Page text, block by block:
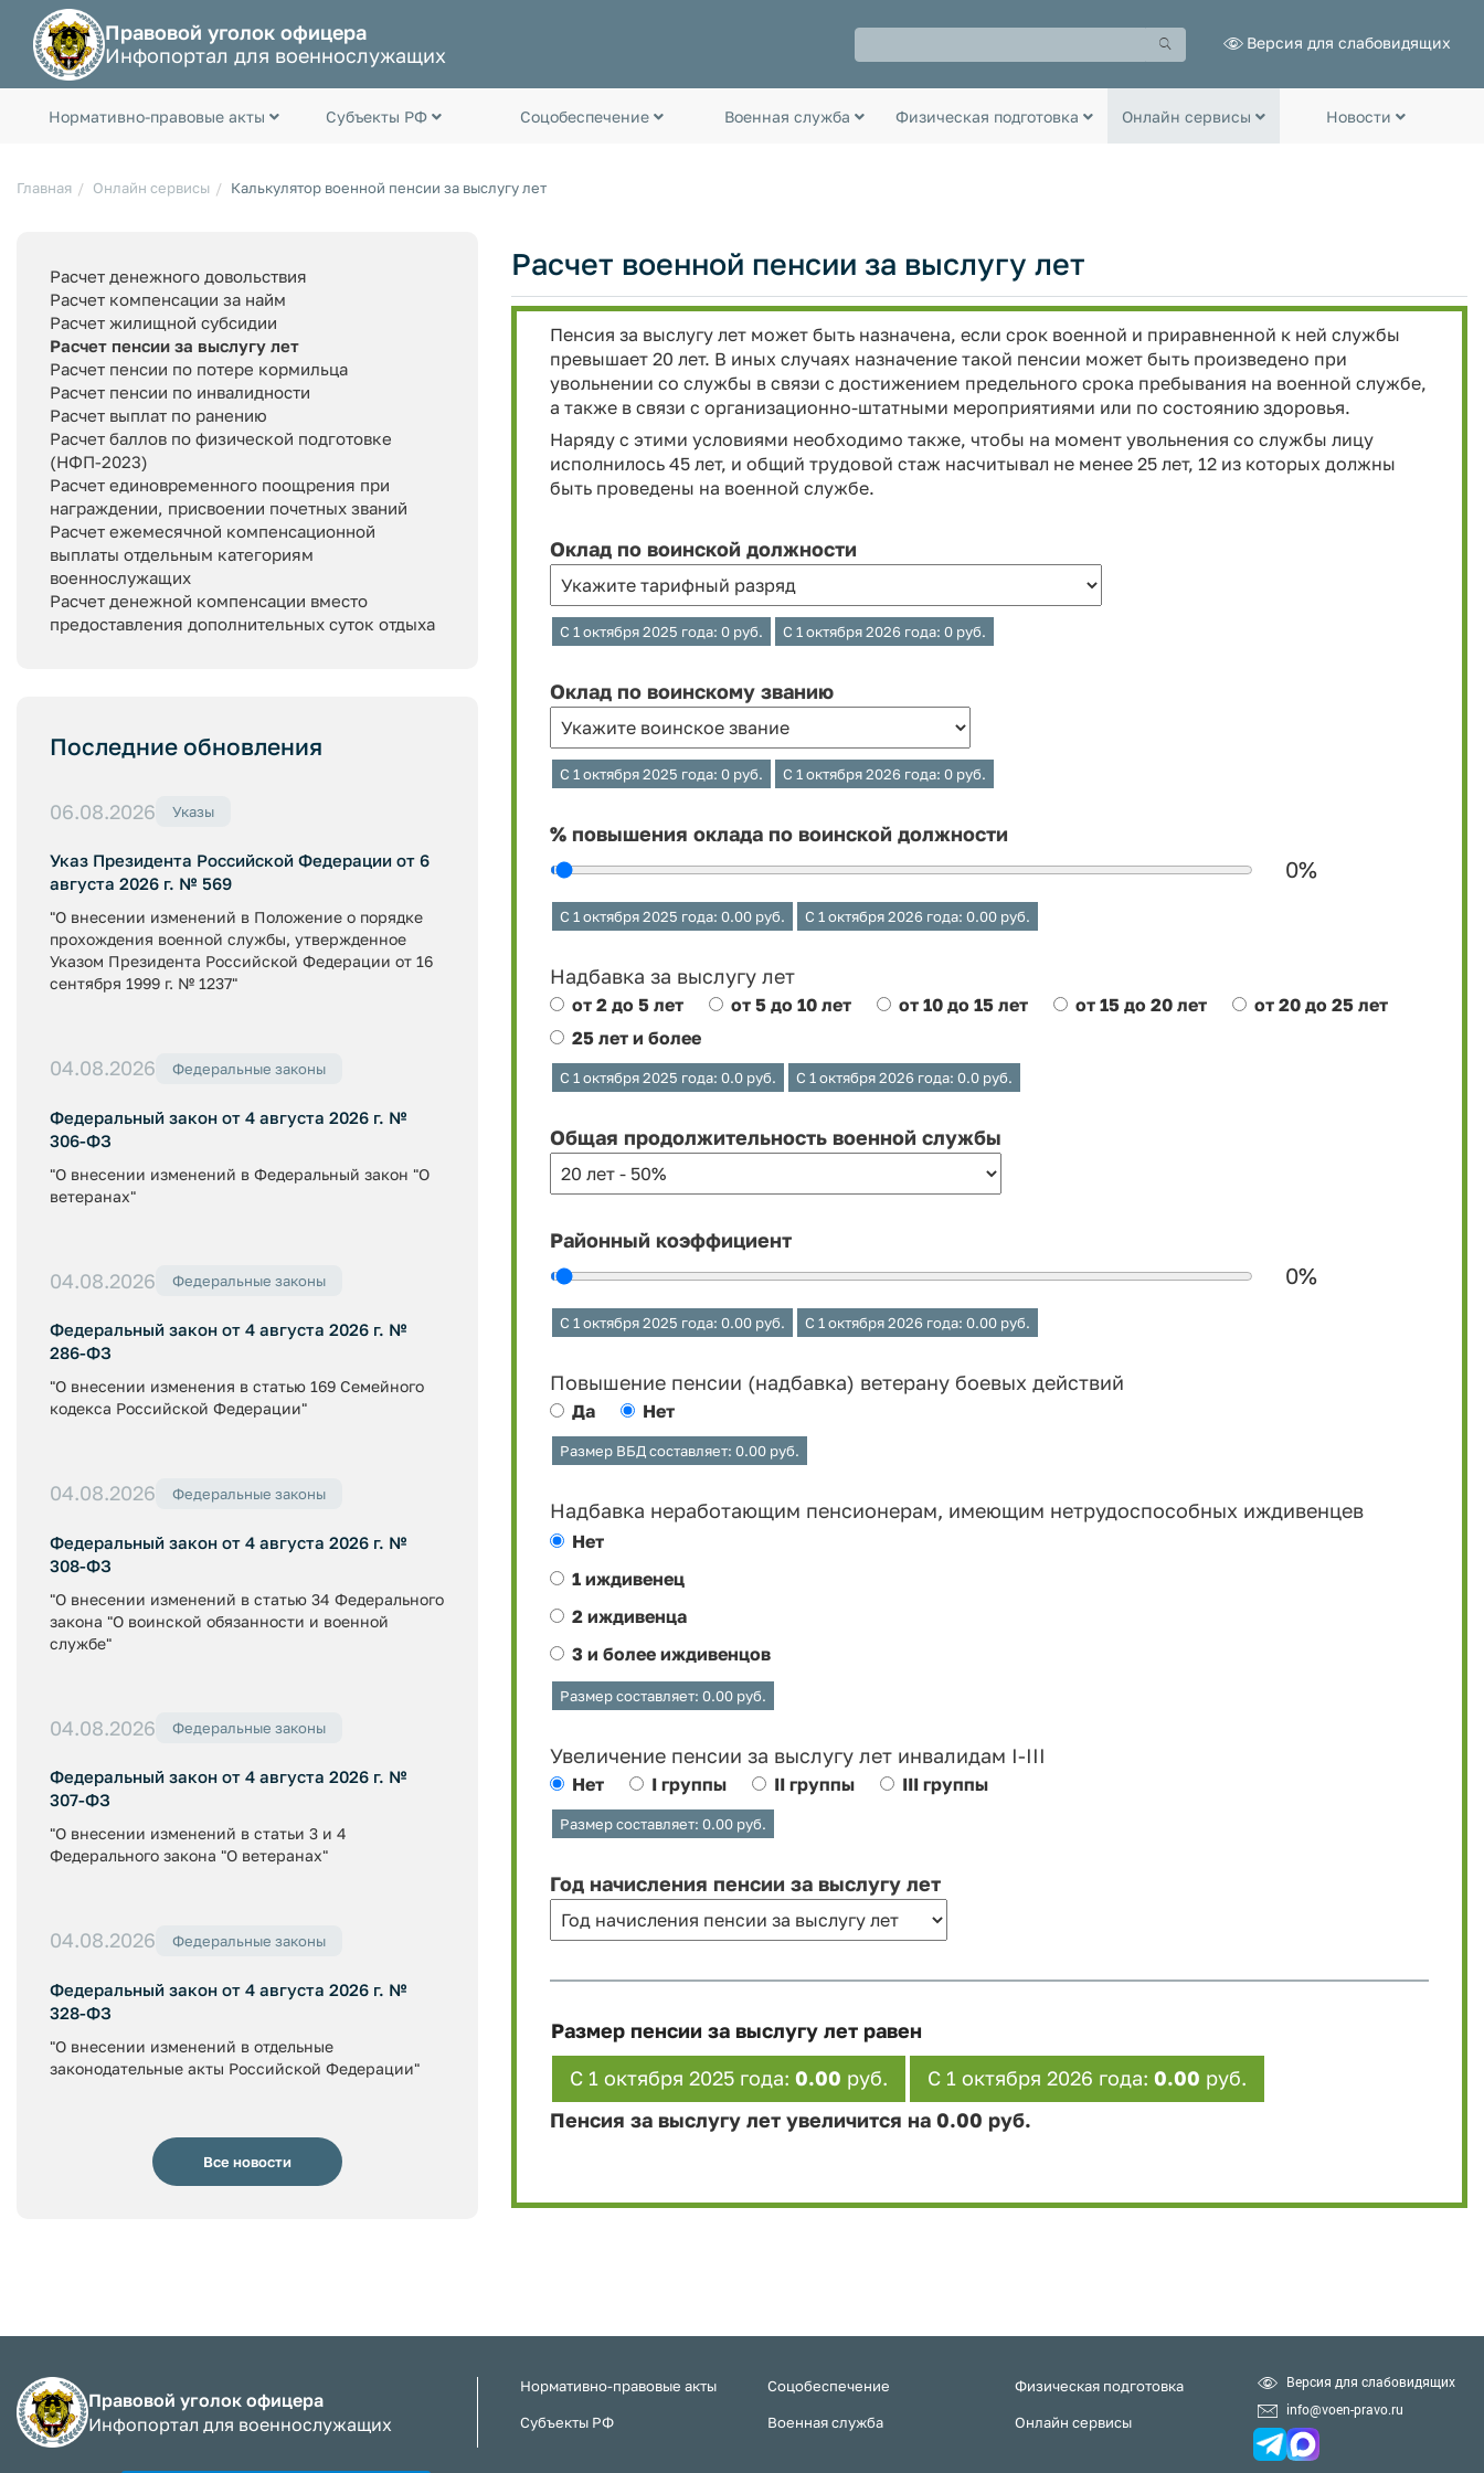
Правовой уголок офицера
Инфопортал для военнослужащих
Версия для слабовидящих
Нормативно-правовые акты Субъекты РФ Соцобеспечение Военная служба Физическая подготовка Онлайн сервисы Новости
Главная Онлайн сервисы Калькулятор военной пенсии за выслугу лет
Расчет денежного довольствия
Расчет компенсации за найм
Расчет жилищной субсидии
Расчет пенсии за выслугу лет
Расчет пенсии по потере кормильца
Расчет пенсии по инвалидности
Расчет выплат по ранению
Расчет баллов по физической подготовке
(НФП-2023)
Расчет единовременного поощрения при
награждении, присвоении почетных званий
Расчет ежемесячной компенсационной
выплаты отдельным категориям
военнослужащих
Расчет денежной компенсации вместо
предоставления дополнительных суток отдыха
Последние обновления
06.08.2026 Указы
Указ Президента Российской Федерации от 6
августа 2026 г. № 569
"О внесении изменений в Положение о порядке
прохождения военной службы, утвержденное
Указом Президента Российской Федерации от 16
сентября 1999 г. № 1237"
04.08.2026 Федеральные законы
Федеральный закон от 4 августа 2026 г. №
306-ФЗ
"О внесении изменений в Федеральный закон "О
ветеранах"
04.08.2026 Федеральные законы
Федеральный закон от 4 августа 2026 г. №
286-ФЗ
"О внесении изменения в статью 169 Семейного
кодекса Российской Федерации"
04.08.2026 Федеральные законы
Федеральный закон от 4 августа 2026 г. №
308-ФЗ
"О внесении изменений в статью 34 Федерального
закона "О воинской обязанности и военной
службе"
04.08.2026 Федеральные законы
Федеральный закон от 4 августа 2026 г. №
307-ФЗ
"О внесении изменений в статьи 3 и 4
Федерального закона "О ветеранах"
04.08.2026 Федеральные законы
Федеральный закон от 4 августа 2026 г. №
328-ФЗ
"О внесении изменений в отдельные
законодательные акты Российской Федерации"
Все новости
Расчет военной пенсии за выслугу лет
Пенсия за выслугу лет может быть назначена, если срок военной и приравненной к ней службы
превышает 20 лет. В иных случаях назначение такой пенсии может быть произведено при
увольнении со службы в связи с достижением предельного срока пребывания на военной службе,
а также в связи с организационно-штатными мероприятиями или по состоянию здоровья.
Наряду с этими условиями необходимо также, чтобы на момент увольнения со службы лицу
исполнилось 45 лет, и общий трудовой стаж насчитывал не менее 25 лет, 12 из которых должны
быть проведены на военной службе.
Оклад по воинской должности
С 1 октября 2025 года: 0 руб. C 1 октября 2026 года: 0 руб.
Оклад по воинскому званию
С 1 октября 2025 года: 0 руб. С 1 октября 2026 года: 0 руб.
% повышения оклада по воинской должности
0%
С 1 октября 2025 года: 0.00 руб. С 1 октября 2026 года: 0.00 руб.
Надбавка за выслугу лет
от 2 до 5 лет от 5 до 10 лет от 10 до 15 лет от 15 до 20 лет
от 20 до 25 лет
25 лет и более
С 1 октября 2025 года: 0.0 руб. С 1 октября 2026 года: 0.0 руб.
Общая продолжительность военной службы
Районный коэффициент
0%
С 1 октября 2025 года: 0.00 руб. С 1 октября 2026 года: 0.00 руб.
Повышение пенсии (надбавка) ветерану боевых действий
Да Нет
Размер ВБД составляет: 0.00 руб.
Надбавка неработающим пенсионерам, имеющим нетрудоспособных иждивенцев
Нет
1 иждивенец
2 иждивенца
3 и более иждивенцов
Размер составляет: 0.00 руб.
Увеличение пенсии за выслугу лет инвалидам I-III
Нет I группы II группы III группы
Размер составляет: 0.00 руб.
Год начисления пенсии за выслугу лет
Размер пенсии за выслугу лет равен
С 1 октября 2025 года: 0.00 руб. С 1 октября 2026 года: 0.00 руб.
Пенсия за выслугу лет увеличится на 0.00 руб.
Правовой уголок офицера
Инфопортал для военнослужащих
Нормативно-правовые акты Соцобеспечение Физическая подготовка
Субъекты РФ Военная служба Онлайн сервисы
Версия для слабовидящих
info@voen-pravo.ru